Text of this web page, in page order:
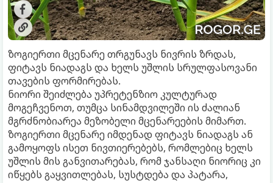
ზოგიერთი მცენარე თრგუნავს ნივრის ზრდას,
ფიტავს ნიადაგს და ხელს უშლის სრულფასოვანი
თავების ფორმირებას.
ნიორი შეიძლება უპრეტენზიო კულტურად
მოგეჩვენოთ, თუმცა სინამდვილეში ის ძალიან
მგრძნობიარეა მეზობელი მცენარეების მიმართ.
ზოგიერთი მცენარე იმდენად ფიტავს ნიადაგს ან
გამოყოფს ისეთ ნივთიერებებს, რომლებიც ხელს
უშლის მის განვითარებას, რომ ჯანსაღი ნიორიც კი
იწყებს გაყვითლებას, სუსტდება და პატარა,